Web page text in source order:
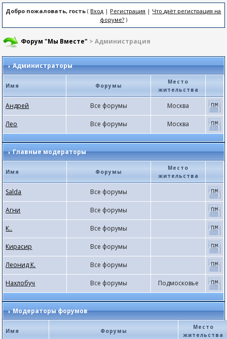
Добро пожаловать, гость ( Вход | Регистрация | Что даёт регистрация на
форуме?)
Форум "Мы Вместе" > Администрация
Администраторы
Имя Форумы
Место
жительства
Андрей Все форумы Москва
Лео Все форумы Москва
Главные модераторы
Имя Форумы
Место
жительства
Salda Все форумы
Агни Все форумы
К.. Все форумы
Кирасир Все форумы
Леонид К. Все форумы
Нахлобуч Все форумы Подмосковье
Модераторы форумов
Имя Форумы
Место
жительства